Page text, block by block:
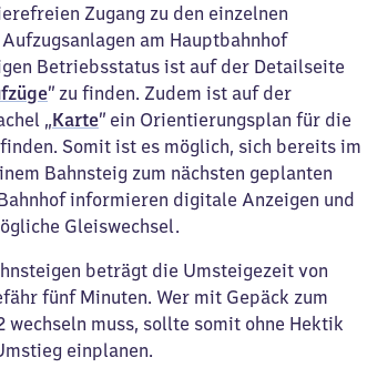
Zugang zu den einzelnen
am Hauptbahnhof
Betriebsstatus ist auf der Detailseite
” zu finden. Zudem ist auf der
„Karte” ein Orientierungsplan für die
Somit ist es möglich, sich bereits im
Bahnsteig zum nächsten geplanten
informieren digitale Anzeigen und
Gleiswechsel.
beträgt die Umsteigezeit von
fünf Minuten. Wer mit Gepäck zum
wechseln muss, sollte somit ohne Hektik
einplanen.